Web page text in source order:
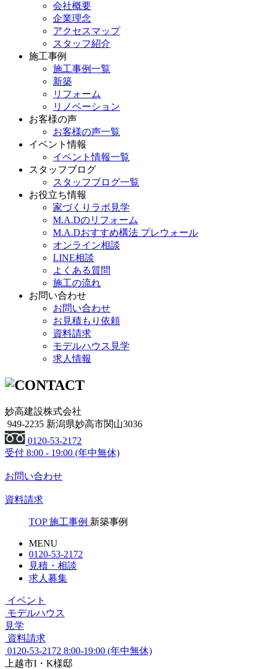
会社概要
企業理念
アクセスマップ
スタッフ紹介
施工事例
施工事例一覧
新築
リフォーム
リノベーション
お客様の声
お客様の声一覧
イベント情報
イベント情報一覧
スタッフブログ
スタッフブログ一覧
お役立ち情報
家づくりラボ見学
M.A.Dのリフォーム
M.A.Dおすすめ構法 プレウォール
オンライン相談
LINE相談
よくある質問
施工の流れ
お問い合わせ
お問い合わせ
お見積もり依頼
資料請求
モデルハウス見学
求人情報
妙高建設株式会社
949-2235 新潟県妙高市関山3036
0120-53-2172
受付 8:00 - 19:00 (年中無休)
お問い合わせ
資料請求
TOP 施工事例 新築事例
MENU
0120-53-2172
見積・相談
求人募集
イベント
モデルハウス
見学
資料請求
0120-53-2172 8:00-19:00 (年中無休)
上越市I・K様邸